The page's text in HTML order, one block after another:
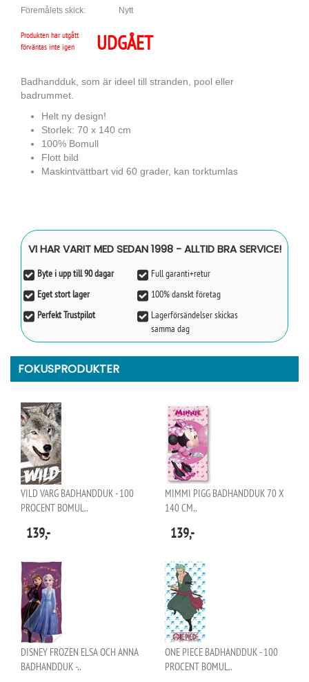
Föremålets skick:
Nytt
Produkten har utgått
förväntas inte igen
UDGÅET
Badhandduk, som är ideel till stranden, pool eller
badrummet.
Helt ny design!
Storlek: 70 x 140 cm
100% Bomull
Flott bild
Maskintvättbart vid 60 grader, kan torktumlas
VI HAR VARIT MED SEDAN 1998 - ALLTID BRA SERVICE!
Byte i upp till 90 dagar
Full garanti+retur
Eget stort lager
100% danskt företag
Perfekt Trustpilot
Lagerförsändelser skickas
samma dag
FOKUSPRODUKTER
VILD VARG BADHANDDUK - 100
PROCENT BOMUL..
139,-
MIMMI PIGG BADHANDDUK 70 X
140 CM..
139,-
DISNEY FROZEN ELSA OCH ANNA
BADHANDDUK -..
ONE PIECE BADHANDDUK - 100
PROCENT BOMUL..